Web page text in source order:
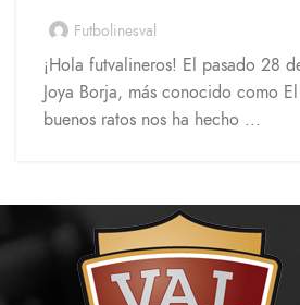
Futbolinesval
¡Hola futvalineros! El pasado 28
Joya Borja, más conocido como
buenos ratos nos ha hecho ...